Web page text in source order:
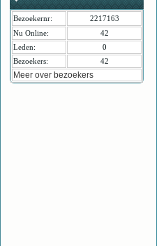
Bezoekernr:
2217163
Nu Online:
42
Leden:
0
Bezoekers:
42
Meer over bezoekers